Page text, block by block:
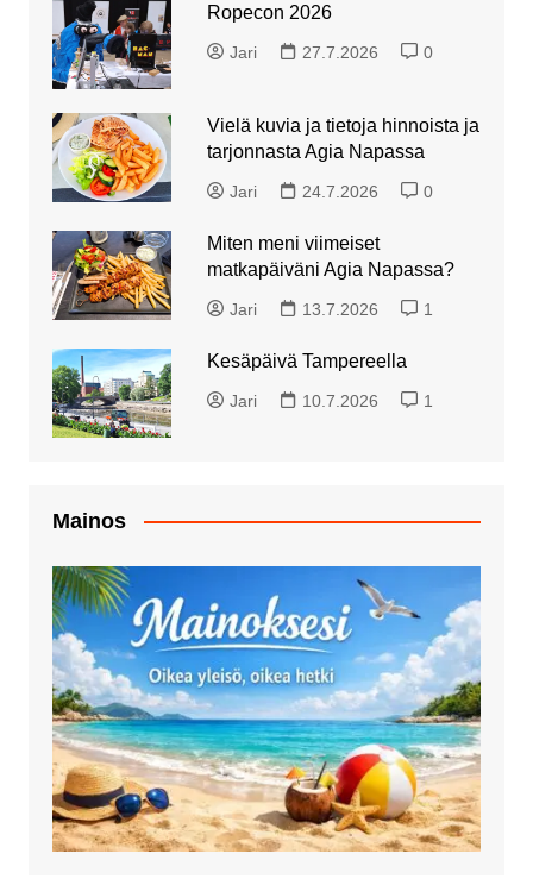
Ropecon 2026
Jari 27.7.2026 0
Vielä kuvia ja tietoja hinnoista ja
tarjonnasta Agia Napassa
Jari 24.7.2026 0
Miten meni viimeiset
matkapäiväni Agia Napassa?
Jari 13.7.2026 1
Kesäpäivä Tampereella
Jari 10.7.2026 1
Mainos